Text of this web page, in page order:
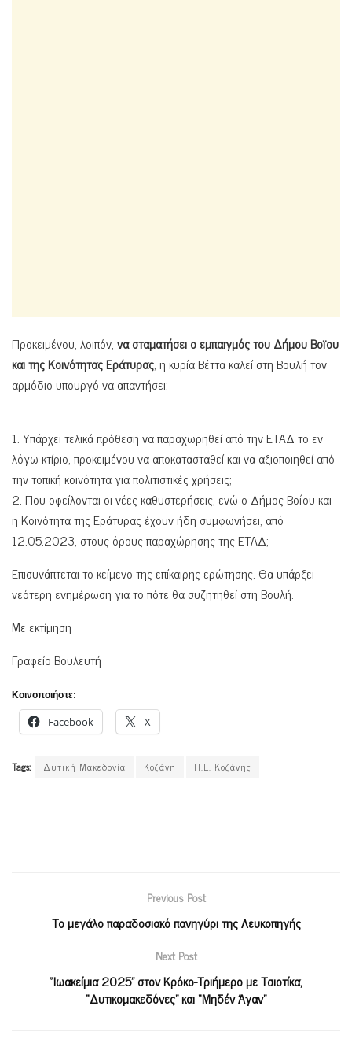
Προκειμένου, λοιπόν,να σταματήσει ο εμπαιγμός του Δήμου Βοϊου
και της Κοινότητας Εράτυρας, η κυρία Βέττα καλεί στη Βουλή τον
αρμόδιο υπουργό να απαντήσει:
1. Υπάρχει τελικά πρόθεση να παραχωρηθεί από την ΕΤΑΔ το εν
λόγω κτίριο, προκειμένου να αποκατασταθεί και να αξιοποιηθεί από
την τοπική κοινότητα για πολιτιστικές χρήσεις;
2. Που οφείλονται οι νέες καθυστερήσεις, ενώ ο Δήμος Βοΐου και
η Κοινότητα της Εράτυρας έχουν ήδη συμφωνήσει, από
12.05.2023, στους όρους παραχώρησης της ΕΤΑΔ;
Επισυνάπτεται το κείμενο της επίκαιρης ερώτησης. Θα υπάρξει
νεότερη ενημέρωση για το πότε θα συζητηθεί στη Βουλή.
Με εκτίμηση
Γραφείο Βουλευτή
Κοινοποιήστε:
Facebook X
Tags: Δυτική Μακεδονία Κοζάνη Π.Ε. Κοζάνης
Previous Post
Το μεγάλο παραδοσιακό πανηγύρι της Λευκοπηγής
Next Post
“Ιωακείμια 2025” στον Κρόκο-Τριήμερο με Τσιοτίκα,
“Δυτικομακεδόνες” και “Μηδέν Άγαν”